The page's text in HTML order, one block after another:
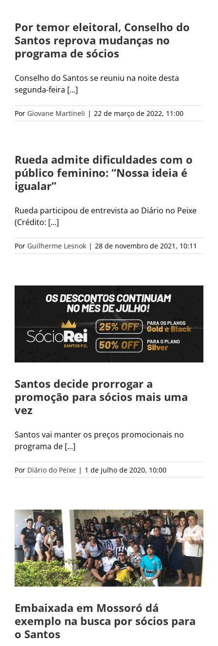
Por temor eleitoral, Conselho do
Santos reprova mudanças no
programa de sócios
Conselho do Santos se reuniu na noite desta
segunda-feira [...]
Por Giovane Martineli | 22 de março de 2022, 11:00
Rueda admite dificuldades com o
público feminino: “Nossa ideia é
igualar”
Rueda participou de entrevista ao Diário no Peixe
(Crédito: [...]
Por Guilherme Lesnok | 28 de novembro de 2021, 10:11
Santos decide prorrogar a
promoção para sócios mais uma
vez
Santos vai manter os preços promocionais no
programa de [...]
Por Diário do Peixe | 1 de julho de 2020, 10:00
Embaixada em Mossoró dá
exemplo na busca por sócios para
o Santos